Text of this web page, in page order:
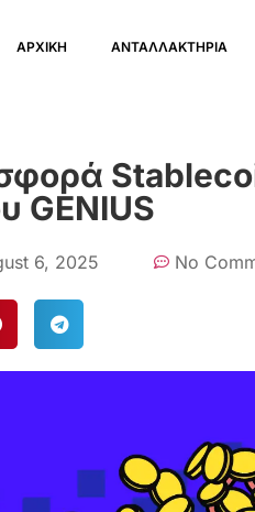
ΑΡΧΙΚΗ ΑΝΤΑΛΛΑΚΤΗΡΙΑ
GENIUS
6, 2025 No